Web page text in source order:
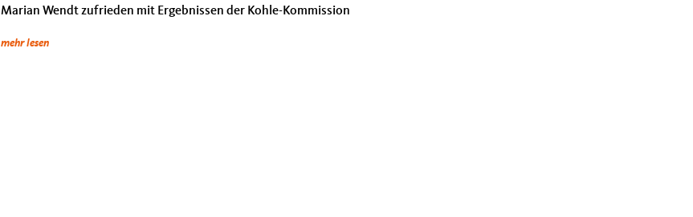
Marian Wendt zufrieden mit Ergebnissen der Kohle-Kommission
mehr lesen